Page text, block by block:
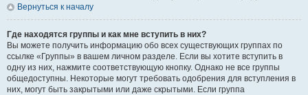
Вернуться к началу
Где находятся группы и как мне вступить в них?
Вы можете получить информацию обо всех существующих группах по
ссылке «Группы» в вашем личном разделе. Если вы хотите вступить в
одну из них, нажмите соответствующую кнопку. Однако не все группы
общедоступны. Некоторые могут требовать одобрения для вступления в
них, могут быть закрытыми или даже скрытыми. Если группа